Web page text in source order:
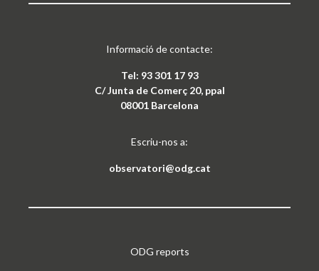
Informació de contacte:
Tel: 93 301 17 93
C/ Junta de Comerç 20, ppal
08001 Barcelona
Escriu-nos a:
observatori@odg.cat
ODG reports